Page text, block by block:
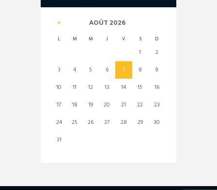
AOÛT 2026
L M M J V S D
1
2
3
4 5 6 7 8
9
10
11 12 13 14 15
16
17
18 19 20 21 22
23
24
25 26 27 28 29
30
31